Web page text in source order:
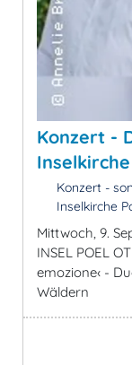
Konzert -
Konzert -
Inselkirche
Mittwoch, 9.
INSEL POEL
emozione‹ -
Wäldern